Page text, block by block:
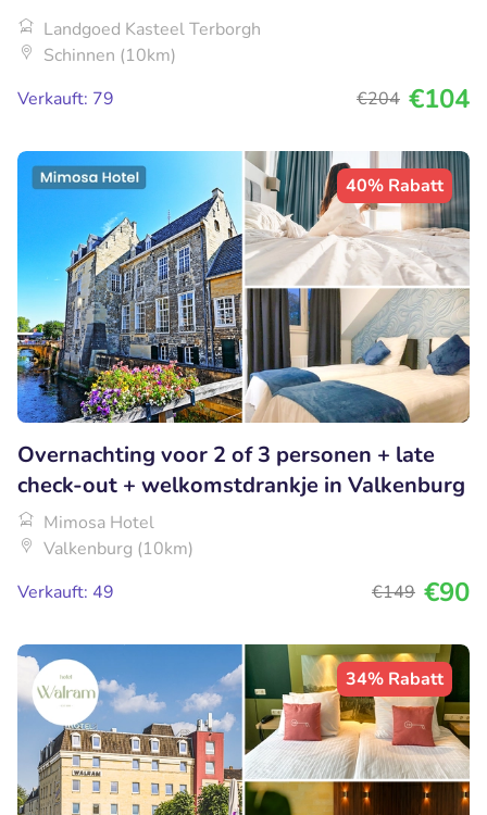
Landgoed Kasteel Terborgh
Schinnen (10km)
Verkauft: 79
€204 €104
40% Rabatt
Overnachting voor 2 of 3 personen + late
check-out + welkomstdrankje in Valkenburg
Mimosa Hotel
Valkenburg (10km)
Verkauft: 49
€149 €90
34% Rabatt